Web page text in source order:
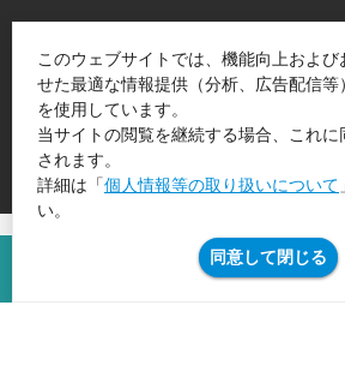
このウェブサイトでは、機能向上およ
せた最適な情報提供（分析、広告配信
を使用しています。
当サイトの閲覧を継続する場合、これに
されます。
詳細は「個人情報等の取り扱いについて
い。
同意して閉じる
パンフレットは
個人情報等の取り扱いについて JMAグル
©Japan Management Association All